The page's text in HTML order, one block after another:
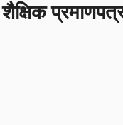
शैक्षिक